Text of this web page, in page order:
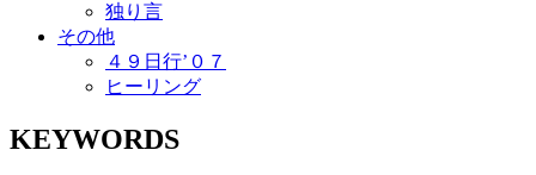
独り言
その他
４９日行’０７
ヒーリング
KEYWORDS